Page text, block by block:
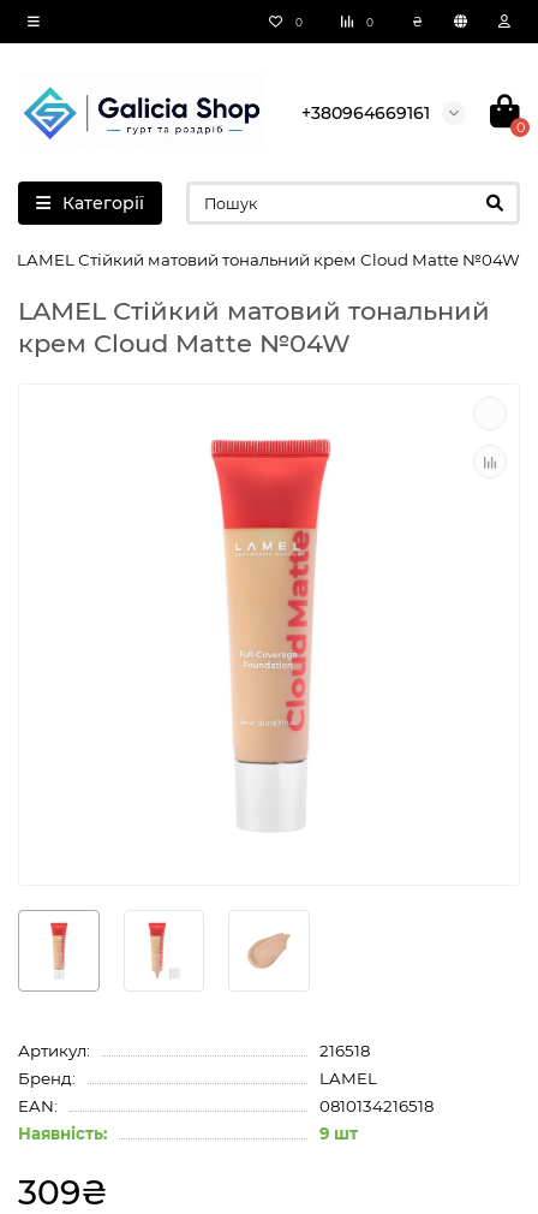
0 0 ₴
+380964669161
0
Категорії
LAMEL Стійкий матовий тональний крем Cloud Matte №04W
LAMEL Стійкий матовий тональний
крем Cloud Matte №04W
Артикул:
216518
Бренд:
LAMEL
EAN:
0810134216518
Наявність:
9 шт
309₴